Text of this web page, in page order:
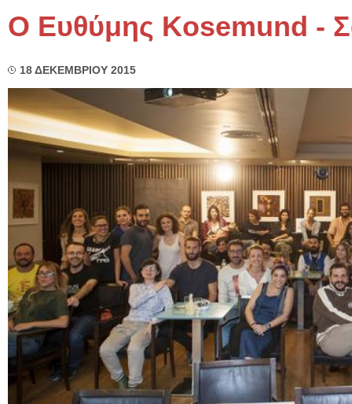
O Ευθύμης Kosemund -
18 ΔΕΚΕΜΒΡΙΟΥ 2015